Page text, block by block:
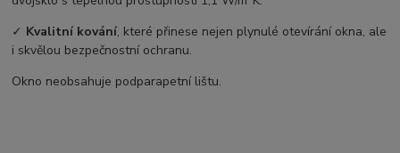
✓ Kvalitní kování, které přinese nejen plynulé otevírání okna, ale
i skvělou bezpečnostní ochranu.
Okno neobsahuje podparapetní lištu.